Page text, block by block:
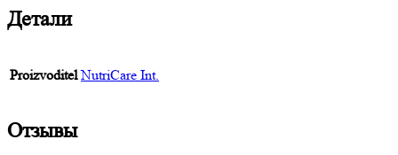
Детали
Proizvoditel NutriCare Int.
Отзывы